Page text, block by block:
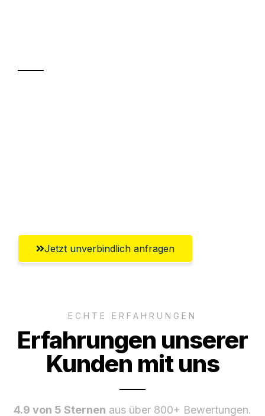
Jetzt unverbindlich anfragen
ECHTE ERFAHRUNGEN
Erfahrungen unserer
Kunden mit uns
4.9 von 5 Sternen aus über 800+ Bewertungen.